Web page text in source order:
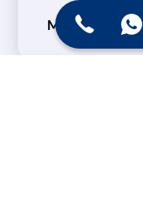
Messesysteme &
Displays